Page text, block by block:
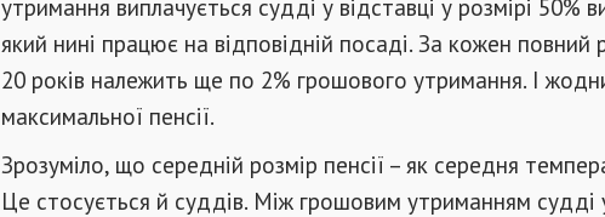
утримання виплачується судді у відставці у розмірі 50%
який нині працює на відповідній посаді. За кожен повний
20 років належить ще по 2% грошового утримання. І
максимальної пенсії.
Зрозуміло, що середній розмір пенсії – як середня
Це стосується й суддів. Між грошовим утриманням судді